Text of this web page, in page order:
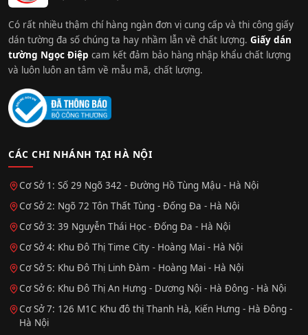
Có rất nhiều thậm chí hàng ngàn đơn vị cung cấp và thi công giấy
dán tường đa số chúng ta hay nhầm lẫn về chất lượng. Giấy dán
tường Ngọc Điệp cam kết đảm bảo hàng nhập khẩu chất lượng
và luôn luôn an tâm về mẫu mã, chất lượng.
CÁC CHI NHÁNH TẠI HÀ NỘI
Cơ Sở 1: Số 29 Ngõ 342 - Đường Hồ Tùng Mậu - Hà Nội
Cơ Sở 2: Ngõ 72 Tôn Thất Tùng - Đống Đa - Hà Nội
Cơ Sở 3: 39 Nguyễn Thái Học - Đống Đa - Hà Nội
Cơ Sở 4: Khu Đô Thị Time City - Hoàng Mai - Hà Nội
Cơ Sở 5: Khu Đô Thị Linh Đàm - Hoàng Mai - Hà Nội
Cơ Sở 6: Khu Đô Thị An Hưng - Dương Nội - Hà Đông - Hà Nội
Cơ Sở 7: 126 M1C Khu đô thị Thanh Hà, Kiến Hưng - Hà Đông -
Hà Nội